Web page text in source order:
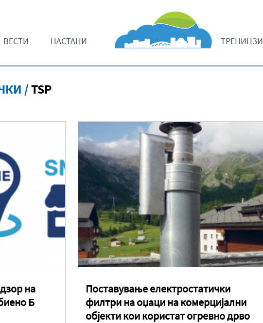
ВЕСТИ НАСТАНИ ТРЕНИНЗИ
/TSP
на
Б
Поставување електростатички
филтри на оџаци на комерцијални
објекти кои користат огревно дрво